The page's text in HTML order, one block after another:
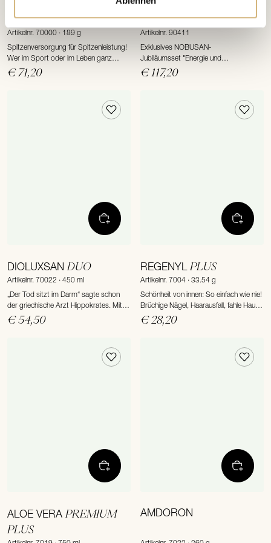
Artikelnr. 70000 · 189 g
Spitzenversorgung für Spitzenleistung!
Wer im Sport oder im Leben ganz
allgemein alles gibt, der muss seinem
Körper auch mehr geben als nur
€ 71,20
Jubiläumsset
Regeneration in Balance"
Artikelnr. 90411
Exklusives NOBUSAN-
Jubiläumsset "Energie und
Regeneration in Balance" zum
Jubiläumspreis Wir feiern 25 Jahre
€ 117,20
DIOLUXSANDUO
Artikelnr. 70022 · 450 ml
„Der Tod sitzt im Darm“ sagte schon
der griechische Arzt Hippokrates. Mit
dem Spezial-Duo DIOLUXSAN Plus und
DIOLUXSAN Living Microorganism
gesundes Verdauungssystem als
Grundpfeiler eines stabilen Organismus.
€ 54,50
REGENYL PLUS
Artikelnr. 7004 · 33.54 g
Schönheit von innen: So einfach wie nie!
Brüchige Nägel, Haarausfall, fahle Haut?
Dagegen gibt es REGENYL Plus! Was
unsere schützende Hülle nämlich zum
€ 28,20
ALOE VERA PREMIUM
PLUS
AMDORON